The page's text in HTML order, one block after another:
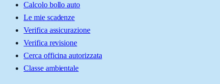
Calcolo bollo auto
Le mie scadenze
Verifica assicurazione
Verifica revisione
Cerca officina autorizzata
Classe ambientale